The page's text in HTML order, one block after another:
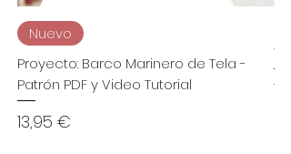
Nuevo
Proyecto: Barco Marinero de Tela -
Patrón PDF y Video Tutorial
Precio
13,95 €